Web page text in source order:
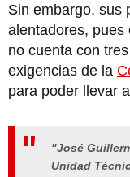
Sin embargo, sus
alentadores, pues
no cuenta con
exigencias de la
para poder llevar
"José
Unidad